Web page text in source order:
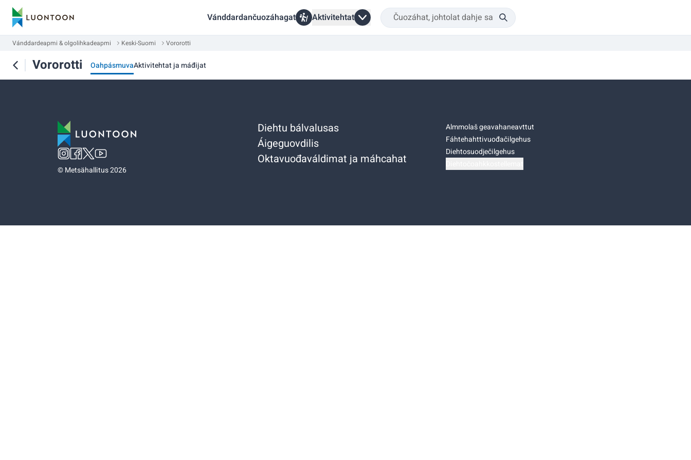
Vánddardančuozáhagat Aktivitehtat
Vánddardeapmi & olgolihkadeapmi Keski-Suomi Vororotti
Vororotti OahpásmuvaAktivitehtat ja máđijat
©Metsähallitus 2026
Diehtu bálvalusas
Áigeguovdilis
Oktavuođaváldimat ja máhcahat
Almmolaš geavahaneavttut
Fáhtehahttivuođačilgehus
Diehtosuodječilgehus